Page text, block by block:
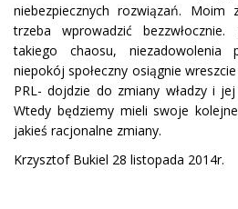
niebezpiecznych rozwiązań. Moim
trzeba wprowadzić
takiego chaosu,
niepokój społeczny osiągnie
PRL- dojdzie do zmiany władzy i
Wtedy będziemy mieli swoje
jakieś racjonalne zmiany.
Krzysztof Bukiel 28 listopada 2014r.